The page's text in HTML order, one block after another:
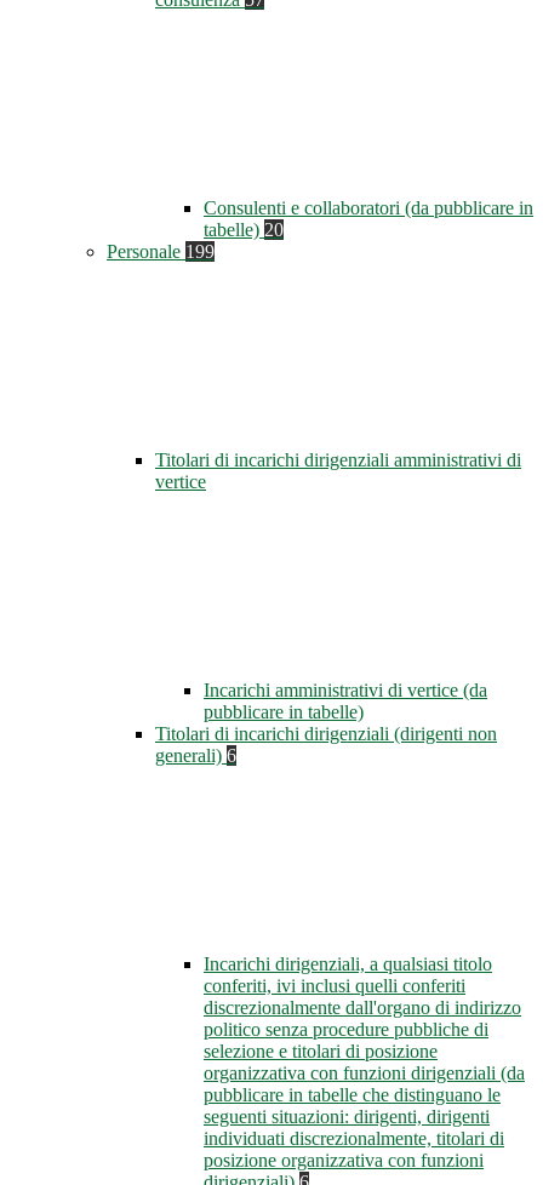
Consulenti e collaboratori (da pubblicare in
tabelle) 20
Personale 199
Titolari di incarichi dirigenziali amministrativi di
vertice
Incarichi amministrativi di vertice (da
pubblicare in tabelle)
Titolari di incarichi dirigenziali (dirigenti non
generali) 6
Incarichi dirigenziali, a qualsiasi titolo
conferiti, ivi inclusi quelli conferiti
discrezionalmente dall'organo di indirizzo
politico senza procedure pubbliche di
selezione e titolari di posizione
organizzativa con funzioni dirigenziali (da
pubblicare in tabelle che distinguano le
seguenti situazioni: dirigenti, dirigenti
individuati discrezionalmente, titolari di
posizione organizzativa con funzioni